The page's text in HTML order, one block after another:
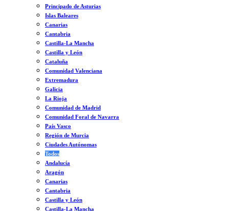
Principado de Asturias
Islas Baleares
Canarias
Cantabria
Castilla-La Mancha
Castilla y León
Cataluña
Comunidad Valenciana
Extremadura
Galicia
La Rioja
Comunidad de Madrid
Comunidad Foral de Navarra
País Vasco
Región de Murcia
Ciudades Autónomas
Todos
Andalucía
Aragón
Canarias
Cantabria
Castilla y León
Castilla-La Mancha